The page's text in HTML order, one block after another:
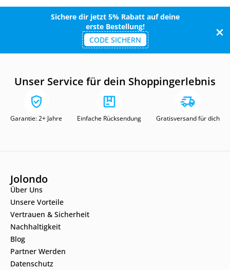
Sichere dir jetzt 5% Rabatt auf deine
erste Bestellung!
CODE SICHERN
Unser Service für dein Shoppingerlebnis
Garantie: 2+ Jahre Einfache Rücksendung Gratisversand für dich
Jolondo
Über Uns
Unsere Vorteile
Vertrauen & Sicherheit
Nachhaltigkeit
Blog
Partner Werden
Datenschutz